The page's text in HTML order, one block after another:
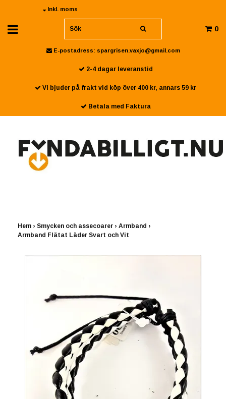
Inkl. moms
0
E-postadress: spargrisen.vaxjo@gmail.com
2-4 dagar leveranstid
Vi bjuder på frakt vid köp över 400 kr, annars 59 kr
Betala med Faktura
Hem › Smycken och assecoarer › Armband ›
Armband Flätat Läder Svart och Vit